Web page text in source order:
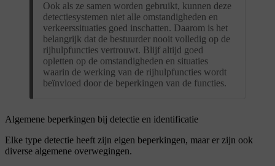
Ook als ze samen worden gebruikt, kunnen deze
detectiesystemen niet alle omstandigheden en
verkeerssituaties goed inschatten. Daarom is het
belangrijk dat de bestuurder nooit volledig op de
rijhulpfuncties vertrouwt. Blijf altijd goed
opletten op de omstandigheden en situaties
waarin de werking van de rijhulpfuncties wordt
beïnvloed door de beperkingen van de functies.
Algemene beperkingen bij detectie en identificatie
Elke type detectie heeft zijn eigen beperkingen, maar er zijn ook
diverse algemene overwegingen.